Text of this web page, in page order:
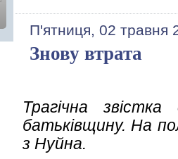
П'ятниця, 02 травня
Знову втрата
Трагічна
батьківщину. На
з Нуйна.